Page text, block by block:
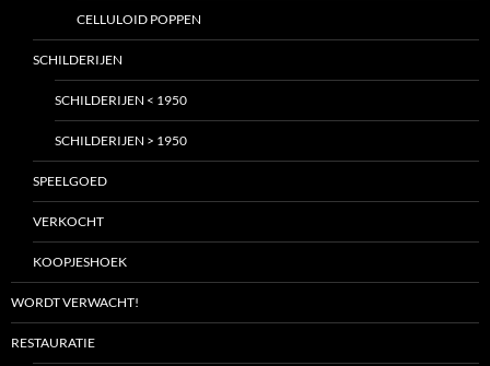
CELLULOID POPPEN
SCHILDERIJEN
SCHILDERIJEN < 1950
SCHILDERIJEN > 1950
SPEELGOED
VERKOCHT
KOOPJESHOEK
WORDT VERWACHT!
RESTAURATIE